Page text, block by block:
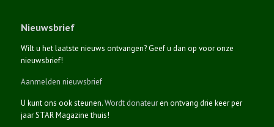
Nieuwsbrief
Wilt u het laatste nieuws ontvangen? Geef u dan op voor onze
nieuwsbrief!
Aanmelden nieuwsbrief
U kunt ons ook steunen.Wordt donateuren ontvang drie keer per
jaar STAR Magazine thuis!